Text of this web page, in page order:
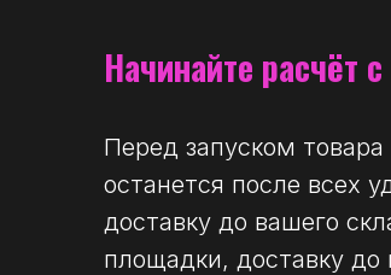
Начинайте расчёт
Перед запуском товара
останется после всех
доставку до вашего
площадки, доставку до